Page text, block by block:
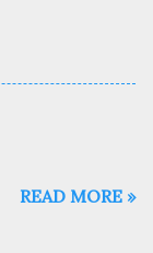
READ MORE »